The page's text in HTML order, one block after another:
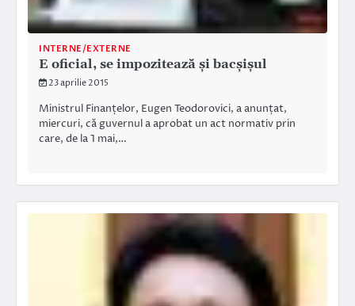
INTERNE/EXTERNE
E oficial, se impozitează și bacșișul
23 aprilie 2015
Ministrul Finanțelor, Eugen Teodorovici, a anunțat,
miercuri, că guvernul a aprobat un act normativ prin
care, de la 1 mai,…